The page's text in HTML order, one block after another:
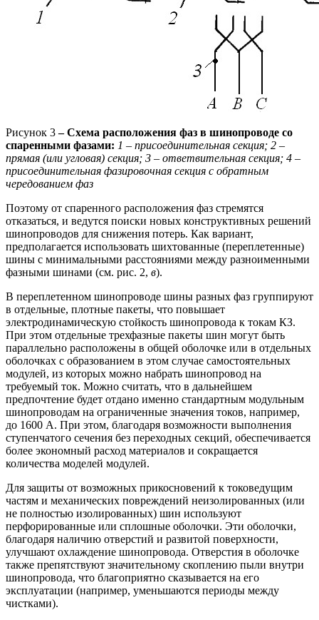
Рисунок 3– Схема расположения фаз в шинопроводе со
спаренными фазами: 1 – присоединительная секция; 2 –
прямая (или угловая) секция; 3 – ответвительная секция; 4 –
присоединительная фазировочная секция с обратным
чередованием фаз
Поэтому от спаренного расположения фаз стремятся
отказаться, и ведутся поиски новых конструктивных решений
шинопроводов для снижения потерь. Как вариант,
предполагается использовать шихтованные (переплетенные)
шины с минимальными расстояниями между разноименными
фазными шинами (см. рис. 2, в).
В переплетенном шинопроводе шины разных фаз группируют
в отдельные, плотные пакеты, что повышает
электродинамическую стойкость шинопровода к токам КЗ.
При этом отдельные трехфазные пакеты шин могут быть
параллельно расположены в общей оболочке или в отдельных
оболочках с образованием в этом случае самостоятельных
модулей, из которых можно набрать шинопровод на
требуемый ток. Можно считать, что в дальнейшем
предпочтение будет отдано именно стандартным модульным
шинопроводам на ограниченные значения токов, например,
до 1600 А. При этом, благодаря возможности выполнения
ступенчатого сечения без переходных секций, обеспечивается
более экономный расход материалов и сокращается
количества моделей модулей.
Для защиты от возможных прикосновений к токоведущим
частям и механических повреждений неизолированных (или
не полностью изолированных) шин используют
перфорированные или сплошные оболочки. Эти оболочки,
благодаря наличию отверстий и развитой поверхности,
улучшают охлаждение шинопровода. Отверстия в оболочке
также препятствуют значительному скоплению пыли внутри
шинопровода, что благоприятно сказывается на его
эксплуатации (например, уменьшаются периоды между
чистками).